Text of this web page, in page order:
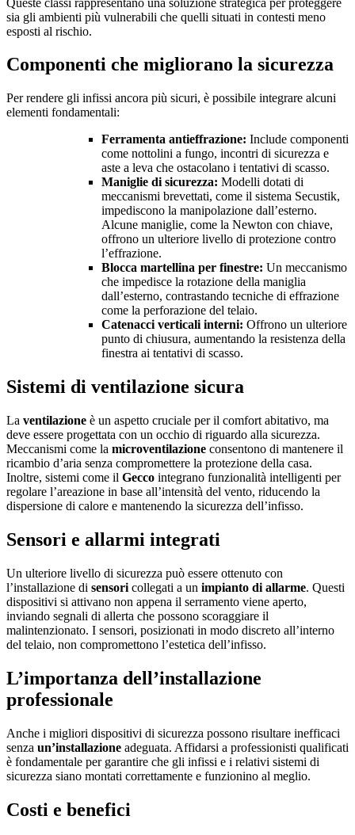
sia gli ambienti più vulnerabili che quelli situati in contesti meno
esposti al rischio.
Componenti che migliorano la sicurezza
Per rendere gli infissi ancora più sicuri, è possibile integrare alcuni
elementi fondamentali:
Ferramenta antieffrazione: Include componenti
come nottolini a fungo, incontri di sicurezza e
aste a leva che ostacolano i tentativi di scasso.
Maniglie di sicurezza: Modelli dotati di
meccanismi brevettati, come il sistema Secustik,
impediscono la manipolazione dall’esterno.
Alcune maniglie, come la Newton con chiave,
offrono un ulteriore livello di protezione contro
l’effrazione.
Blocca martellina per finestre: Un meccanismo
che impedisce la rotazione della maniglia
dall’esterno, contrastando tecniche di effrazione
come la perforazione del telaio.
Catenacci verticali interni: Offrono un ulteriore
punto di chiusura, aumentando la resistenza della
finestra ai tentativi di scasso.
Sistemi di ventilazione sicura
La ventilazione è un aspetto cruciale per il comfort abitativo, ma
deve essere progettata con un occhio di riguardo alla sicurezza.
Meccanismi come la microventilazione consentono di mantenere il
ricambio d’aria senza compromettere la protezione della casa.
Inoltre, sistemi come il Gecco integrano funzionalità intelligenti per
regolare l’areazione in base all’intensità del vento, riducendo la
dispersione di calore e mantenendo la sicurezza dell’infisso.
Sensori e allarmi integrati
Un ulteriore livello di sicurezza può essere ottenuto con
l’installazione di sensori collegati a un impianto di allarme. Questi
dispositivi si attivano non appena il serramento viene aperto,
inviando segnali di allerta che possono scoraggiare il
malintenzionato. I sensori, posizionati in modo discreto all’interno
del telaio, non compromettono l’estetica dell’infisso.
L’importanza dell’installazione
professionale
Anche i migliori dispositivi di sicurezza possono risultare inefficaci
senza un’installazione adeguata. Affidarsi a professionisti qualificati
è fondamentale per garantire che gli infissi e i relativi sistemi di
sicurezza siano montati correttamente e funzionino al meglio.
Costi e benefici